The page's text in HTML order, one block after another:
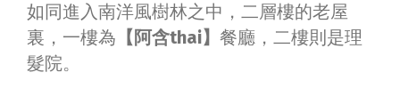
如同進入南洋風樹林之中，二層樓的老屋
裏，一樓為 【阿含thai】 餐廳，二樓則是理
髮院。